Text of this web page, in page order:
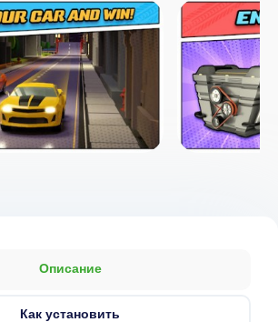
Описание
Как установить